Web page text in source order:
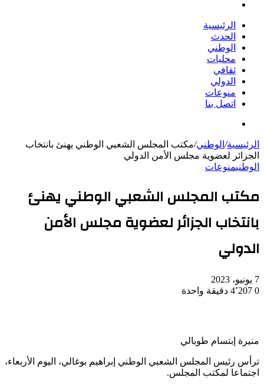
الرئيسية
الحدث
الوطني
محليات
ثقافي
الدولي
منوعات
اتصل بنا
الرئيسية/ الوطني/مكتب المجلس الشعبي الوطني يهنئ بانتخاب
الجزائر لعضوية مجلس الأمن الدولي
الوطنيمنوعات
مكتب المجلس الشعبي الوطني يهنئ
بانتخاب الجزائر لعضوية مجلس الأمن
الدولي
7 يونيو، 2023
0
دقيقة واحدة
منيرة إبتسام طوبالي
ترأس رئيس المجلس الشعبي الوطني إبراهيم بوغالي، اليوم الأربعاء،
اجتماعا لمكتب المجلس.